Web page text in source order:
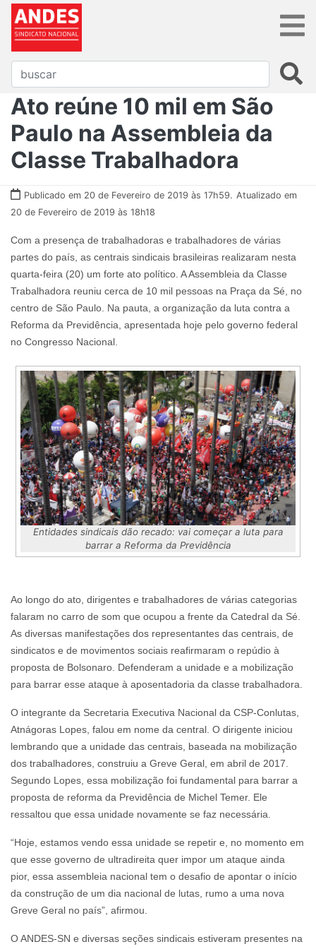
Ato reúne 10 mil em São
Paulo na Assembleia da
Classe Trabalhadora
Publicado em 20 de Fevereiro de 2019 às 17h59. Atualizado em
20 de Fevereiro de 2019 às 18h18
Com a presença de trabalhadoras e trabalhadores de várias
partes do país, as centrais sindicais brasileiras realizaram nesta
quarta-feira (20) um forte ato político. A Assembleia da Classe
Trabalhadora reuniu cerca de 10 mil pessoas na Praça da Sé, no
centro de São Paulo. Na pauta, a organização da luta contra a
Reforma da Previdência, apresentada hoje pelo governo federal
no Congresso Nacional.
Entidades sindicais dão recado: vai começar a luta para
barrar a Reforma da Previdência
Ao longo do ato, dirigentes e trabalhadores de várias categorias
falaram no carro de som que ocupou a frente da Catedral da Sé.
As diversas manifestações dos representantes das centrais, de
sindicatos e de movimentos sociais reafirmaram o repúdio à
proposta de Bolsonaro. Defenderam a unidade e a mobilização
para barrar esse ataque à aposentadoria da classe trabalhadora.
O integrante da Secretaria Executiva Nacional da CSP-Conlutas,
Atnágoras Lopes, falou em nome da central. O dirigente iniciou
lembrando que a unidade das centrais, baseada na mobilização
dos trabalhadores, construiu a Greve Geral, em abril de 2017.
Segundo Lopes, essa mobilização foi fundamental para barrar a
proposta de reforma da Previdência de Michel Temer. Ele
ressaltou que essa unidade novamente se faz necessária.
“Hoje, estamos vendo essa unidade se repetir e, no momento em
que esse governo de ultradireita quer impor um ataque ainda
pior, essa assembleia nacional tem o desafio de apontar o início
da construção de um dia nacional de lutas, rumo a uma nova
Greve Geral no país”, afirmou.
O ANDES-SN e diversas seções sindicais estiveram presentes na